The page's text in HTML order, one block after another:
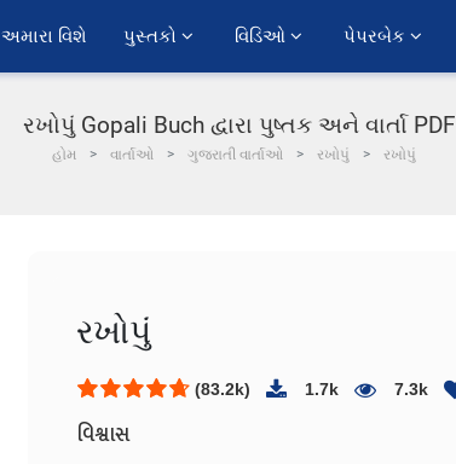
અમારા વિશે પુસ્તકો વિડિઓ પેપરબેક
રખોપું Gopali Buch દ્વારા પુષ્તક અને વાર્તા PDF
હોમ વાર્તાઓ ગુજરાતી વાર્તાઓ રખોપું રખોપું
રખોપું
(83.2k) 1.7k 7.3k
વિશ્વાસ